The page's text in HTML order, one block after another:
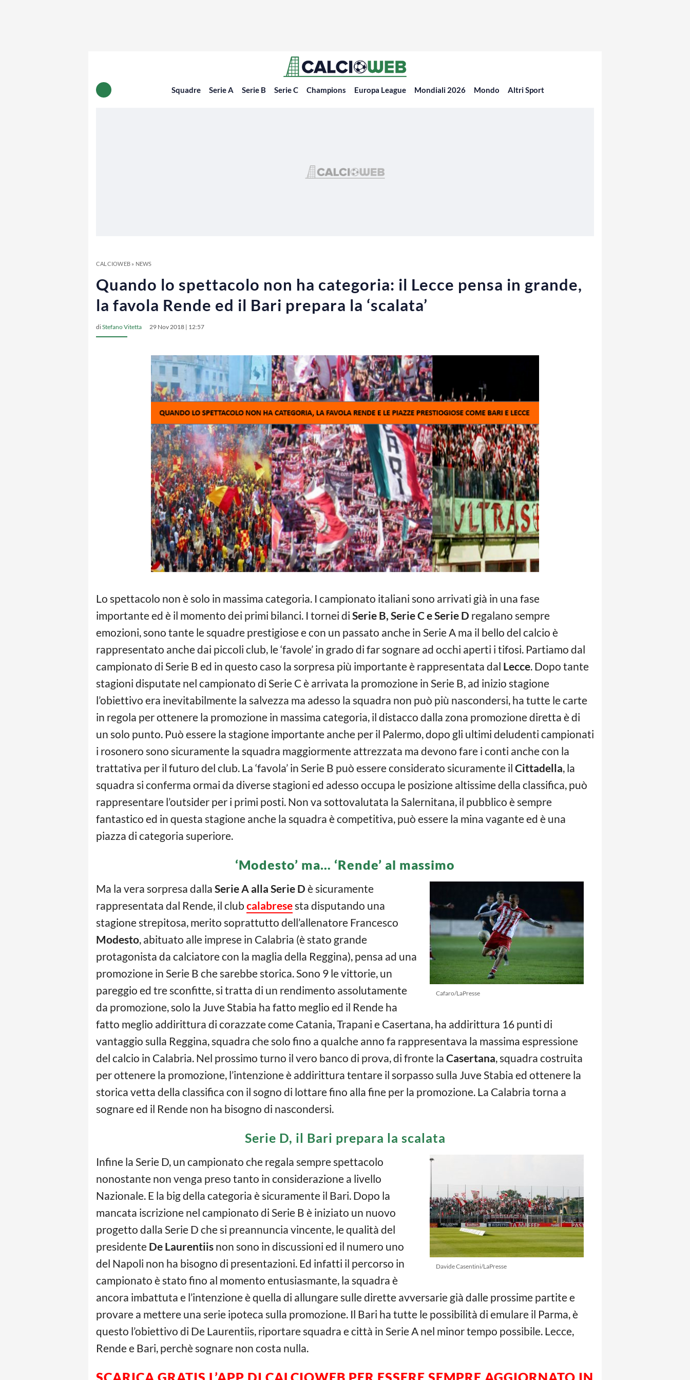
Squadre Serie A Serie B Serie C Champions Europa League Mondiali 2026 Mondo Altri Sport
CALCIOWEB» NEWS
Quando lo spettacolo non ha categoria: il Lecce pensa in grande,
la favola Rende ed il Bari prepara la ‘scalata’
diStefano Vitetta 29 Nov 2018 | 12:57
Lo spettacolo non è solo in massima categoria. I campionato italiani sono arrivati già in una fase
importante ed è il momento dei primi bilanci. I tornei di Serie B, Serie C e Serie D regalano sempre
emozioni, sono tante le squadre prestigiose e con un passato anche in Serie A ma il bello del calcio è
rappresentato anche dai piccoli club, le ‘favole’ in grado di far sognare ad occhi aperti i tifosi. Partiamo dal
campionato di Serie B ed in questo caso la sorpresa più importante è rappresentata dal Lecce. Dopo tante
stagioni disputate nel campionato di Serie C è arrivata la promozione in Serie B, ad inizio stagione
l’obiettivo era inevitabilmente la salvezza ma adesso la squadra non può più nascondersi, ha tutte le carte
in regola per ottenere la promozione in massima categoria, il distacco dalla zona promozione diretta è di
un solo punto. Può essere la stagione importante anche per il Palermo, dopo gli ultimi deludenti campionati
i rosonero sono sicuramente la squadra maggiormente attrezzata ma devono fare i conti anche con la
trattativa per il futuro del club. La ‘favola’ in Serie B può essere considerato sicuramente il Cittadella, la
squadra si conferma ormai da diverse stagioni ed adesso occupa le posizione altissime della classifica, può
rappresentare l’outsider per i primi posti. Non va sottovalutata la Salernitana, il pubblico è sempre
fantastico ed in questa stagione anche la squadra è competitiva, può essere la mina vagante ed è una
piazza di categoria superiore.
‘Modesto’ ma… ‘Rende’ al massimo
Cafaro/LaPresse
Ma la vera sorpresa dalla Serie A alla Serie D è sicuramente
rappresentata dal Rende, il club calabresesta disputando una
stagione strepitosa, merito soprattutto dell’allenatore Francesco
Modesto, abituato alle imprese in Calabria (è stato grande
protagonista da calciatore con la maglia della Reggina), pensa ad una
promozione in Serie B che sarebbe storica. Sono 9 le vittorie, un
pareggio ed tre sconfitte, si tratta di un rendimento assolutamente
da promozione, solo la Juve Stabia ha fatto meglio ed il Rende ha
fatto meglio addirittura di corazzate come Catania, Trapani e Casertana, ha addirittura 16 punti di
vantaggio sulla Reggina, squadra che solo fino a qualche anno fa rappresentava la massima espressione
del calcio in Calabria. Nel prossimo turno il vero banco di prova, di fronte la Casertana, squadra costruita
per ottenere la promozione, l’intenzione è addirittura tentare il sorpasso sulla Juve Stabia ed ottenere la
storica vetta della classifica con il sogno di lottare fino alla fine per la promozione. La Calabria torna a
sognare ed il Rende non ha bisogno di nascondersi.
Serie D, il Bari prepara la scalata
Davide Casentini/LaPresse
Infine la Serie D, un campionato che regala sempre spettacolo
nonostante non venga preso tanto in considerazione a livello
Nazionale. E la big della categoria è sicuramente il Bari. Dopo la
mancata iscrizione nel campionato di Serie B è iniziato un nuovo
progetto dalla Serie D che si preannuncia vincente, le qualità del
presidente De Laurentiis non sono in discussioni ed il numero uno
del Napoli non ha bisogno di presentazioni. Ed infatti il percorso in
campionato è stato fino al momento entusiasmante, la squadra è
ancora imbattuta e l’intenzione è quella di allungare sulle dirette avversarie già dalle prossime partite e
provare a mettere una serie ipoteca sulla promozione. Il Bari ha tutte le possibilità di emulare il Parma, è
questo l’obiettivo di De Laurentiis, riportare squadra e città in Serie A nel minor tempo possibile. Lecce,
Rende e Bari, perchè sognare non costa nulla.
SCARICA GRATIS L’APP DI CALCIOWEB PER ESSERE SEMPRE AGGIORNATO IN